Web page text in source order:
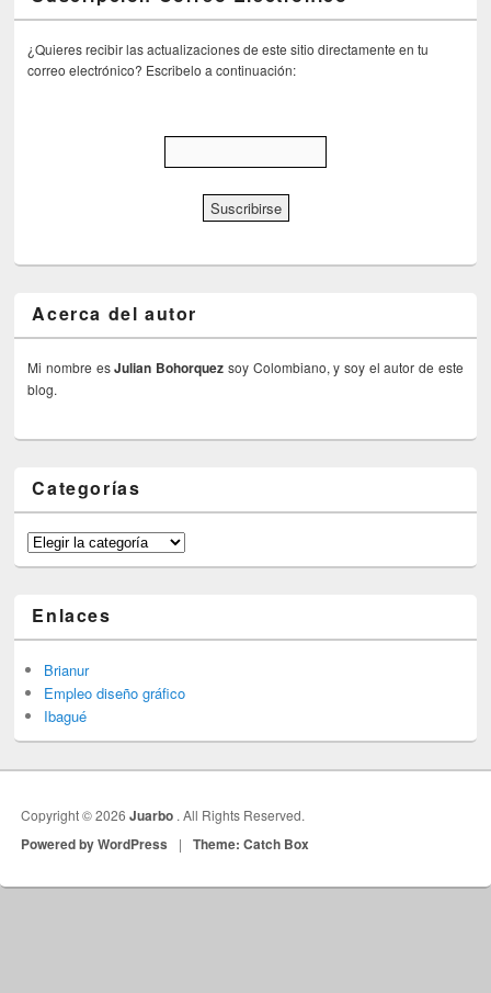
¿Quieres recibir las actualizaciones de este sitio directamente en tu
correo electrónico? Escribelo a continuación:
Acerca del autor
Mi nombre esJulian Bohorquez soy Colombiano, y soy el autor de este
blog.
Categorías
Categorías
Enlaces
Brianur
Empleo diseño gráfico
Ibagué
Copyright © 2026Juarbo . All Rights Reserved.
Powered by WordPress | Theme: Catch Box